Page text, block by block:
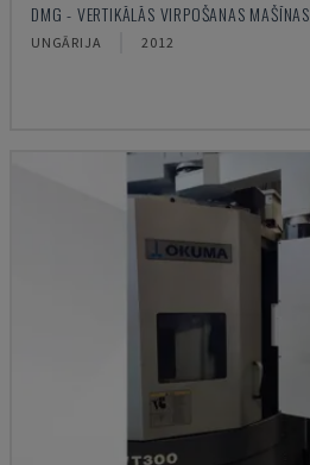
DMG - VERTIKĀLĀS VIRPOŠANAS MAŠĪNAS
UNGĀRIJA 2012